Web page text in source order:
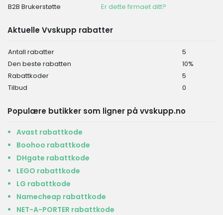
B2B Brukerstøtte
Er dette firmaet ditt?
Aktuelle Vvskupp rabatter
Antall rabatter
5
Den beste rabatten
10%
Rabattkoder
5
Tilbud
0
Populære butikker som ligner på vvskupp.no
Avast rabattkode
Boohoo rabattkode
DHgate rabattkode
LEGO rabattkode
LG rabattkode
Namecheap rabattkode
NET-A-PORTER rabattkode